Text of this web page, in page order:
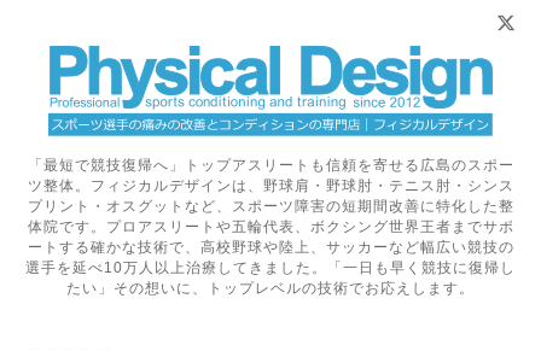
「最短で競技復帰へ」トップアスリートも信頼を寄せる広島のスポー
ツ整体。フィジカルデザインは、野球肩・野球肘・テニス肘・シンス
プリント・オスグットなど、スポーツ障害の短期間改善に特化した整
体院です。プロアスリートや五輪代表、ボクシング世界王者までサポ
ートする確かな技術で、高校野球や陸上、サッカーなど幅広い競技の
選手を延べ10万人以上治療してきました。「一日も早く競技に復帰し
たい」その想いに、トップレベルの技術でお応えします。